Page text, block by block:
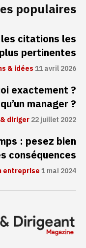
populaires
citations les
plus pertinentes
& idées11 avril 2026
exactement ?
manager ?
diriger22 juillet 2022
: pesez bien
conséquences
entreprise1 mai 2024